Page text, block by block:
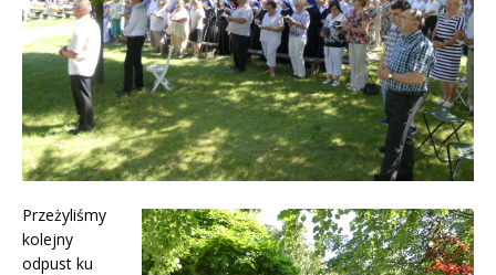
Przeżyliśmy
kolejny
odpust ku